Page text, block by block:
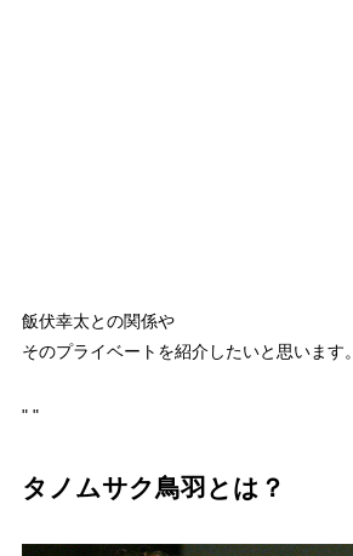
飯伏幸太との関係や
そのプライベートを紹介したいと思います。
" "
タノムサク鳥羽とは？